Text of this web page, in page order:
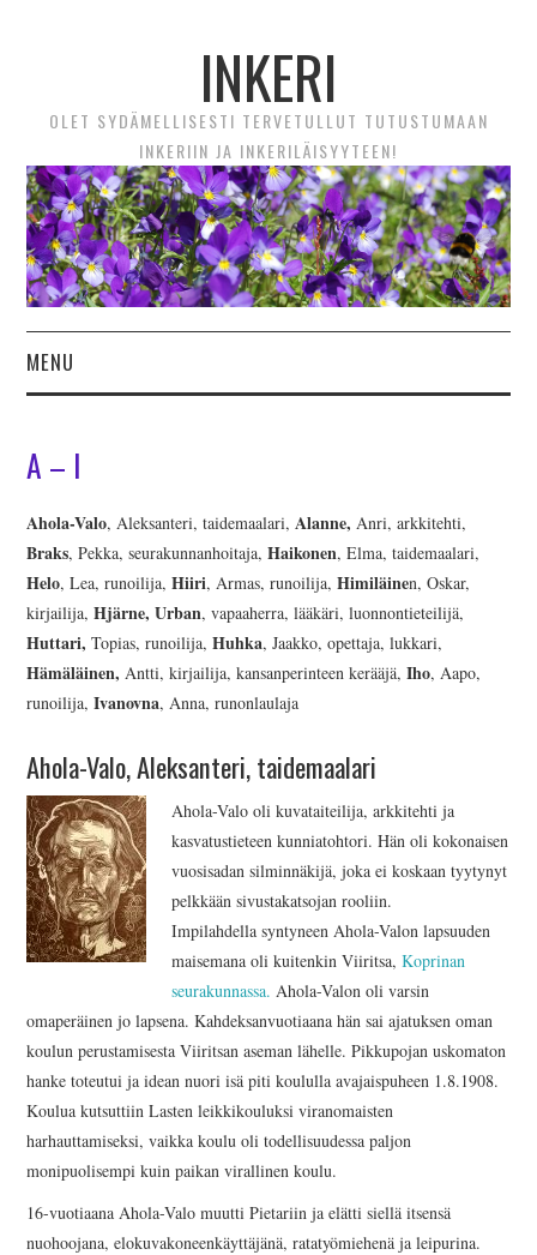
INKERI
OLET SYDÄMELLISESTI TERVETULLUT TUTUSTUMAAN
INKERIIN JA INKERILÄISYYTEEN!
MENU
UUTTA! VIDEOTARINAT
AJANKOHTAISTA
INKERILÄISET
INKERIN HISTORIA JA
INKERIN
KULTTUURISEURA RY
MOOSES PUTRON
KOTIMUSEO
MERKKIHENKILÖT
INKERILÄINEN
PERHEALBUMI
VIRTUAALI-INKERI
A – I
Ahola-Valo, Aleksanteri, taidemaalari, Alanne,Anri, arkkitehti,
Braks, Pekka, seurakunnanhoitaja,Haikonen, Elma, taidemaalari,
Helo, Lea, runoilija,Hiiri, Armas, runoilija,Himiläinen, Oskar,
kirjailija,Hjärne, Urban, vapaaherra, lääkäri, luonnontieteilijä,
Huttari, Topias, runoilija,Huhka, Jaakko, opettaja, lukkari,
Hämäläinen, Antti, kirjailija, kansanperinteen kerääjä,Iho, Aapo,
runoilija,Ivanovna, Anna, runonlaulaja
Ahola-Valo, Aleksanteri, taidemaalari
Ahola-Valo oli kuvataiteilija, arkkitehti ja
kasvatustieteen kunniatohtori. Hän oli kokonaisen
vuosisadan silminnäkijä, joka ei koskaan tyytynyt
pelkkään sivustakatsojan rooliin.
Impilahdella syntyneen Ahola-Valon lapsuuden
maisemana oli kuitenkin Viiritsa,Koprinan
seurakunnassa. Ahola-Valon oli varsin
omaperäinen jo lapsena. Kahdeksanvuotiaana hän sai ajatuksen oman
koulun perustamisesta Viiritsan aseman lähelle. Pikkupojan uskomaton
hanke toteutui ja idean nuori isä piti koululla avajaispuheen 1.8.1908.
Koulua kutsuttiin Lasten leikkikouluksi viranomaisten
harhauttamiseksi, vaikka koulu oli todellisuudessa paljon
monipuolisempi kuin paikan virallinen koulu.
16-vuotiaana Ahola-Valo muutti Pietariin ja elätti siellä itsensä
nuohoojana, elokuvakoneenkäyttäjänä, ratatyömiehenä ja leipurina.